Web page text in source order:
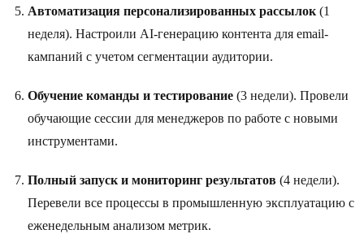
Автоматизация персонализированных рассылок (1
неделя). Настроили AI-генерацию контента для email-
кампаний с учетом сегментации аудитории.
Обучение команды и тестирование (3 недели). Провели
обучающие сессии для менеджеров по работе с новыми
инструментами.
Полный запуск и мониторинг результатов (4 недели).
Перевели все процессы в промышленную эксплуатацию с
еженедельным анализом метрик.